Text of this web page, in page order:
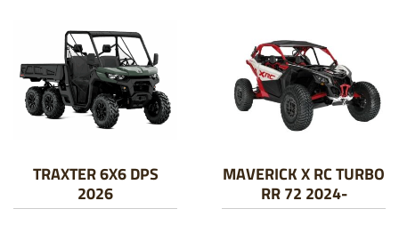
TRAXTER 6X6 DPS
2026
MAVERICK X RC TURBO
RR 72 2024-